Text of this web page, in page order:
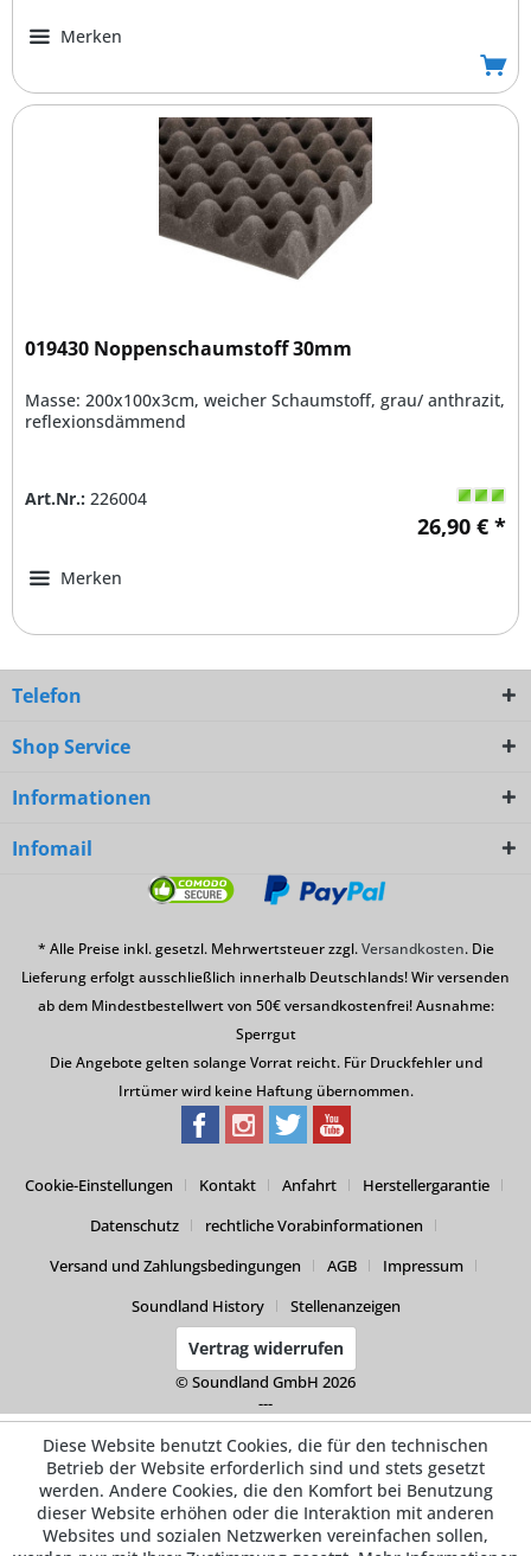
Merken
019430 Noppenschaumstoff 30mm
Masse: 200x100x3cm, weicher Schaumstoff, grau/ anthrazit,
reflexionsdämmend
Art.Nr.: 226004
26,90 € *
Merken
Telefon
Shop Service
Informationen
Infomail
* Alle Preise inkl. gesetzl. Mehrwertsteuer zzgl.Versandkosten. Die
Lieferung erfolgt ausschließlich innerhalb Deutschlands! Wir versenden
ab dem Mindestbestellwert von 50€ versandkostenfrei! Ausnahme:
Sperrgut
Die Angebote gelten solange Vorrat reicht. Für Druckfehler und
Irrtümer wird keine Haftung übernommen.
Cookie-Einstellungen Kontakt Anfahrt
Herstellergarantie
Datenschutz
rechtliche Vorabinformationen
Versand und Zahlungsbedingungen
AGB
Impressum
Soundland History
Stellenanzeigen
Vertrag widerrufen
© Soundland GmbH 2026
---
Diese Website benutzt Cookies, die für den technischen
Betrieb der Website erforderlich sind und stets gesetzt
werden. Andere Cookies, die den Komfort bei Benutzung
dieser Website erhöhen oder die Interaktion mit anderen
Websites und sozialen Netzwerken vereinfachen sollen,